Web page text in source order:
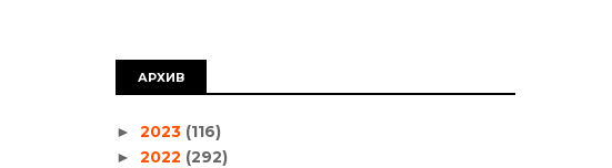
АРХИВ
► 2023 (116)
► 2022 (292)